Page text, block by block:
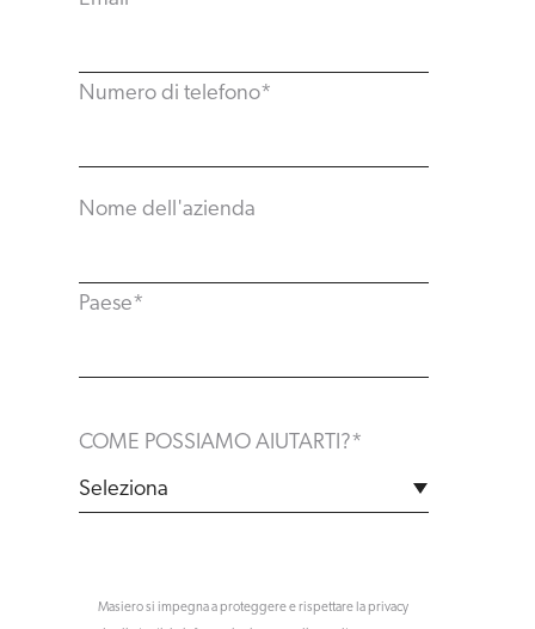
Numero di telefono*
Nome dell'azienda
Paese*
COME POSSIAMO AIUTARTI?*
Masiero si impegna a proteggere e rispettare la privacy